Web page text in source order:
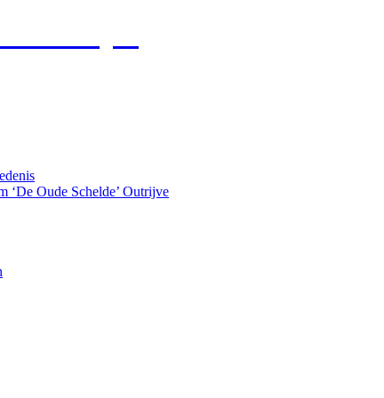
‘De Oude Schelde’ Outrijve